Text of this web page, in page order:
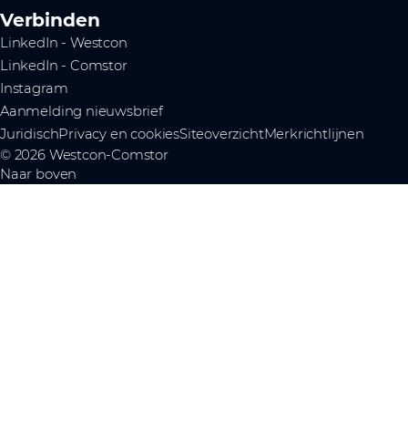
Verbinden
LinkedIn - Westcon
LinkedIn - Comstor
Instagram
Aanmelding nieuwsbrief
JuridischPrivacy en cookiesSiteoverzichtMerkrichtlijnen
© 2026 Westcon-Comstor
Naar boven